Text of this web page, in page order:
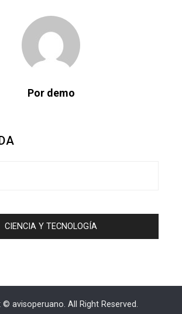
Por demo
CIENCIA Y TECNOLOGÍA
© avisoperuano. All Right Reserved.